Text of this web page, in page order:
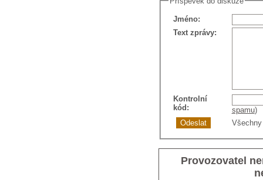
Jméno:
Text zprávy:
Kontrolní
kód : spamu)
Provozovatel